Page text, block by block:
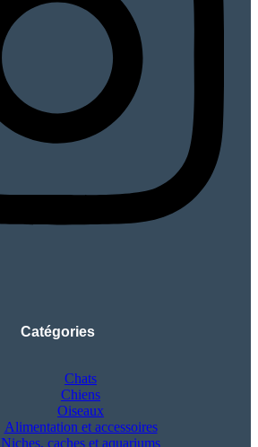
Catégories
Chats
Chiens
Oiseaux
Alimentation et accessoires
Niches, caches et aquariums